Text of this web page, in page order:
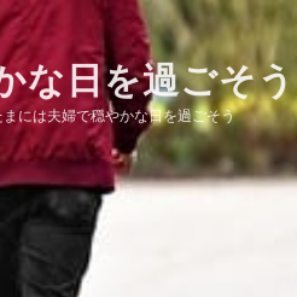
な日を過ごそう
まには夫婦で穏やかな日を過ごそう